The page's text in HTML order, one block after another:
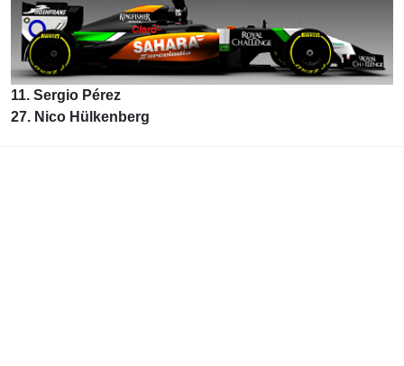
11. Sergio Pérez
27. Nico Hülkenberg